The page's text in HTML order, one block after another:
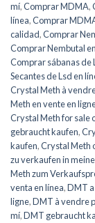
mí,Comprar MDMA,
línea,Comprar
calidad,Comprar
Comprar Nembutal
Comprar sábanas de
Secantes de Lsd en
Crystal Meth à
Meth en vente en
Crystal Meth for sale
gebraucht kaufen,
kaufen,Crystal Meth
zu verkaufen in
Meth zum
venta en línea,DMT
ligne,DMT à vendre
mí,DMT gebraucht